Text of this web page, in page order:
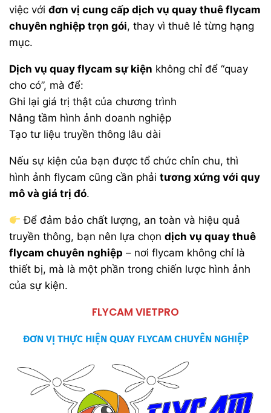
việc vớiđơn vị cung cấp dịch vụ quay thuê flycam
chuyên nghiệp trọn gói, thay vì thuê lẻ từng hạng
mục.
Dịch vụ quay flycam sự kiện không chỉ để “quay
cho có”, mà để:
Ghi lại giá trị thật của chương trình
Nâng tầm hình ảnh doanh nghiệp
Tạo tư liệu truyền thông lâu dài
Nếu sự kiện của bạn được tổ chức chỉn chu, thì
hình ảnh flycam cũng cần phảitương xứng với quy
mô và giá trị đó.
Để đảm bảo chất lượng, an toàn và hiệu quả
truyền thông, bạn nên lựa chọndịch vụ quay thuê
flycam chuyên nghiệp – nơi flycam không chỉ là
thiết bị, mà là một phần trong chiến lược hình ảnh
của sự kiện.
FLYCAM VIETPRO
ĐƠN VỊ THỰC HIỆN QUAY FLYCAM CHUYÊN NGHIỆP